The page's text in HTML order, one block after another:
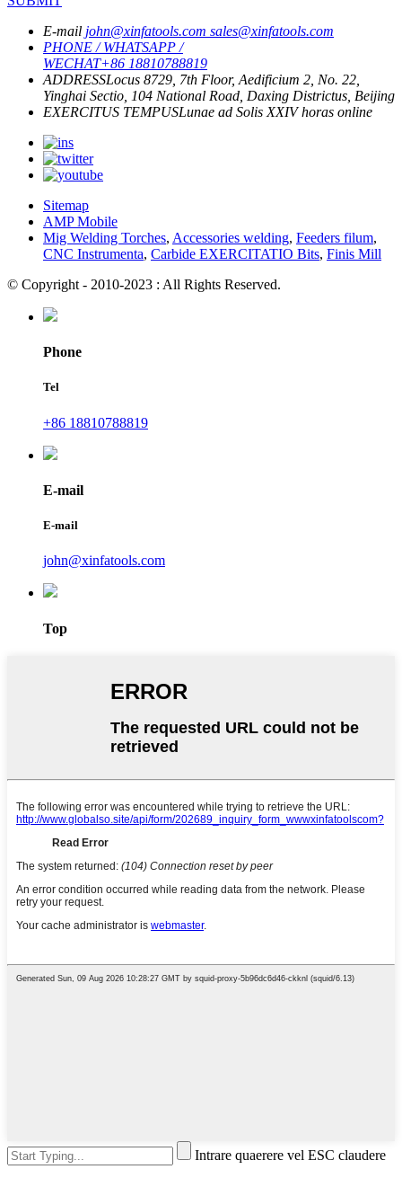
E-mail john@xinfatools.com sales@xinfatools.com
PHONE / WHATSAPP /
WECHAT+86 18810788819
ADDRESSLocus 8729, 7th Floor, Aedificium 2, No. 22,
Yinghai Sectio, 104 National Road, Daxing Districtus, Beijing
EXERCITUS TEMPUSLunae ad Solis XXIV horas online
Sitemap
AMP Mobile
Mig Welding Torches, Accessories welding, Feeders filum,
CNC Instrumenta, Carbide EXERCITATIO Bits, Finis Mill
© Copyright - 2010-2023 : All Rights Reserved.
Phone
Tel
+86 18810788819
E-mail
E-mail
john@xinfatools.com
Top
Intrare quaerere vel ESC claudere